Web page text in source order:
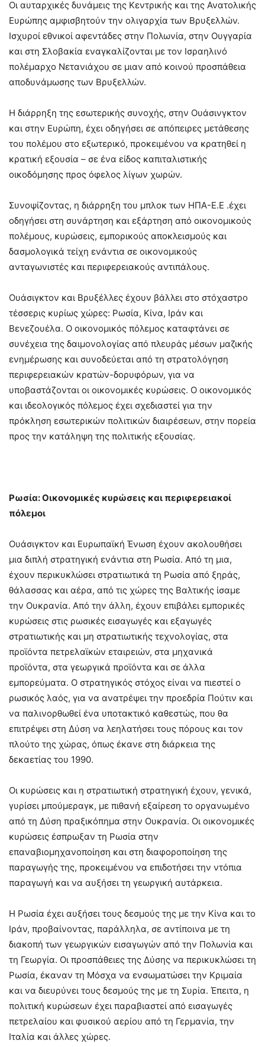
Οι αυταρχικές δυνάμεις της Κεντρικής και της Ανατολικής
Ευρώπης αμφισβητούν την ολιγαρχία των Βρυξελλών.
Ισχυροί εθνικοί αφεντάδες στην Πολωνία, στην Ουγγαρία
και στη Σλοβακία εναγκαλίζονται με τον Ισραηλινό
πολέμαρχο Νετανιάχου σε μιαν από κοινού προσπάθεια
αποδυνάμωσης των Βρυξελλών.
Η διάρρηξη της εσωτερικής συνοχής, στην Ουάσινγκτον
και στην Ευρώπη, έχει οδηγήσει σε απόπειρες μετάθεσης
του πολέμου στο εξωτερικό, προκειμένου να κρατηθεί η
κρατική εξουσία – σε ένα είδος καπιταλιστικής
οικοδόμησης προς όφελος λίγων χωρών.
Συνοψίζοντας, η διάρρηξη του μπλοκ των ΗΠΑ-Ε.Ε .έχει
οδηγήσει στη συνάρτηση και εξάρτηση από οικονομικούς
πολέμους, κυρώσεις, εμπορικούς αποκλεισμούς και
δασμολογικά τείχη ενάντια σε οικονομικούς
ανταγωνιστές και περιφερειακούς αντιπάλους.
Ουάσιγκτον και Βρυξέλλες έχουν βάλλει στο στόχαστρο
τέσσερις κυρίως χώρες: Ρωσία, Κίνα, Ιράν και
Βενεζουέλα. Ο οικονομικός πόλεμος καταφτάνει σε
συνέχεια της δαιμονολογίας από πλευράς μέσων μαζικής
ενημέρωσης και συνοδεύεται από τη στρατολόγηση
περιφερειακών κρατών-δορυφόρων, για να
υποβαστάζονται οι οικονομικές κυρώσεις. Ο οικονομικός
και ιδεολογικός πόλεμος έχει σχεδιαστεί για την
πρόκληση εσωτερικών πολιτικών διαιρέσεων, στην πορεία
προς την κατάληψη της πολιτικής εξουσίας.
Ρωσία: Οικονομικές κυρώσεις και περιφερειακοί
πόλεμοι
Ουάσιγκτον και Ευρωπαϊκή Ένωση έχουν ακολουθήσει
μια διπλή στρατηγική ενάντια στη Ρωσία. Από τη μια,
έχουν περικυκλώσει στρατιωτικά τη Ρωσία από ξηράς,
θάλασσας και αέρα, από τις χώρες της Βαλτικής ίσαμε
την Ουκρανία. Από την άλλη, έχουν επιβάλει εμπορικές
κυρώσεις στις ρωσικές εισαγωγές και εξαγωγές
στρατιωτικής και μη στρατιωτικής τεχνολογίας, στα
προϊόντα πετρελαϊκών εταιρειών, στα μηχανικά
προϊόντα, στα γεωργικά προϊόντα και σε άλλα
εμπορεύματα. Ο στρατηγικός στόχος είναι να πιεστεί ο
ρωσικός λαός, για να ανατρέψει την προεδρία Πούτιν και
να παλινορθωθεί ένα υποτακτικό καθεστώς, που θα
επιτρέψει στη Δύση να λεηλατήσει τους πόρους και τον
πλούτο της χώρας, όπως έκανε στη διάρκεια της
δεκαετίας του 1990.
Οι κυρώσεις και η στρατιωτική στρατηγική έχουν, γενικά,
γυρίσει μπούμεραγκ, με πιθανή εξαίρεση το οργανωμένο
από τη Δύση πραξικόπημα στην Ουκρανία. Οι οικονομικές
κυρώσεις έσπρωξαν τη Ρωσία στην
επαναβιομηχανοποίηση και στη διαφοροποίηση της
παραγωγής της, προκειμένου να επιδοτήσει την ντόπια
παραγωγή και να αυξήσει τη γεωργική αυτάρκεια.
Η Ρωσία έχει αυξήσει τους δεσμούς της με την Κίνα και το
Ιράν, προβαίνοντας, παράλληλα, σε αντίποινα με τη
διακοπή των γεωργικών εισαγωγών από την Πολωνία και
τη Γεωργία. Οι προσπάθειες της Δύσης να περικυκλώσει τη
Ρωσία, έκαναν τη Μόσχα να ενσωματώσει την Κριμαία
και να διευρύνει τους δεσμούς της με τη Συρία. Έπειτα, η
πολιτική κυρώσεων έχει παραβιαστεί από εισαγωγές
πετρελαίου και φυσικού αερίου από τη Γερμανία, την
Ιταλία και άλλες χώρες.